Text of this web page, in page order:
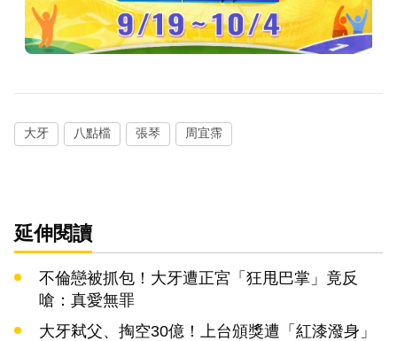
大牙 八點檔 張琴 周宜霈
延伸閱讀
不倫戀被抓包！大牙遭正宮「狂甩巴掌」竟反
嗆：真愛無罪
大牙弒父、掏空30億！上台頒獎遭「紅漆潑身」